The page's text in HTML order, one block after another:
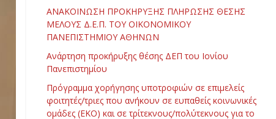
ΑΝΑΚΟΙΝΩΣΗ ΠΡΟΚΗΡΥΞΗΣ ΠΛΗΡΩΣΗΣ ΘΕΣΗΣ
ΜΕΛΟΥΣ Δ.Ε.Π. ΤΟΥ ΟΙΚΟΝΟΜΙΚΟΥ
ΠΑΝΕΠΙΣΤΗΜΙΟΥ ΑΘΗΝΩΝ
Ανάρτηση προκήρυξης θέσης ΔΕΠ του Ιονίου
Πανεπιστημίου
Πρόγραμμα χορήγησης υποτροφιών σε επιμελείς
φοιτητές/τριες που ανήκουν σε ευπαθείς κοινωνικές
ομάδες (ΕΚΟ) και σε τρίτεκνους/πολύτεκνους για το